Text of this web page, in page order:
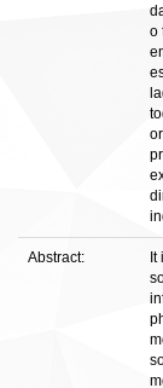
o
Abstract: